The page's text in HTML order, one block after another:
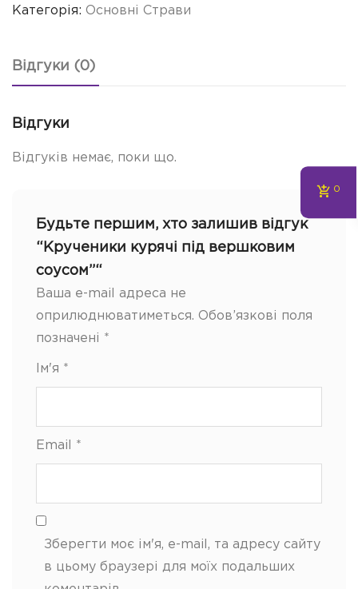
Категорія: Основні Страви
Відгуки (0)
Відгуки
Відгуків немає, поки що.
Будьте першим, хто залишив відгук
“Крученики курячі під вершковим
соусом”“
Ваша e-mail адреса не
оприлюднюватиметься. Обов’язкові поля
позначені *
Ім'я *
Email *
Зберегти моє ім'я, e-mail, та адресу сайту
в цьому браузері для моїх подальших
0